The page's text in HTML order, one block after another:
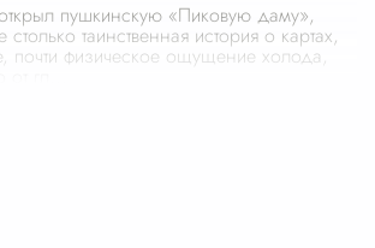
пушкинскую «Пиковую даму»,
таинственная история о картах,
почти физическое ощущение холода,